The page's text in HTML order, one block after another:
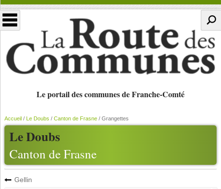
Le portail des communes de Franche-Comté
Le Doubs
Canton de Frasne
Accueil/ Le Doubs / Canton de Frasne/ Grangettes
Gellin